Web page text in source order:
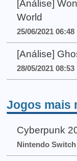
[Análise]
World
25/06/2021 06:48
[Análise]
28/05/2021 08:53
Jogos mais
Cyberpunk
Nintendo Switch